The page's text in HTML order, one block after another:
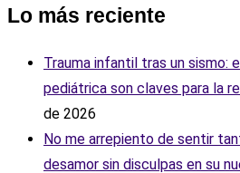
Lo más reciente
Trauma infantil tras un sismo:
pediátrica son claves para la
de 2026
No me arrepiento de sentir
desamor sin disculpas en su